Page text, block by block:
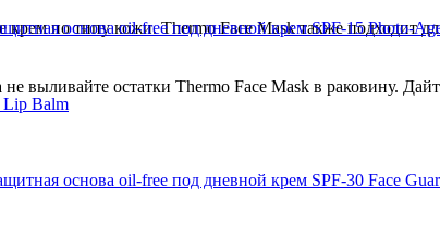
по типу кожи. Thermo Face Mask также подходит
не выливайте остатки Thermo Face Mask в раковину.
основа oil-free под дневной крем SPF-15 Photo-
Lip Balm
основа oil-free под дневной крем SPF-30 Face